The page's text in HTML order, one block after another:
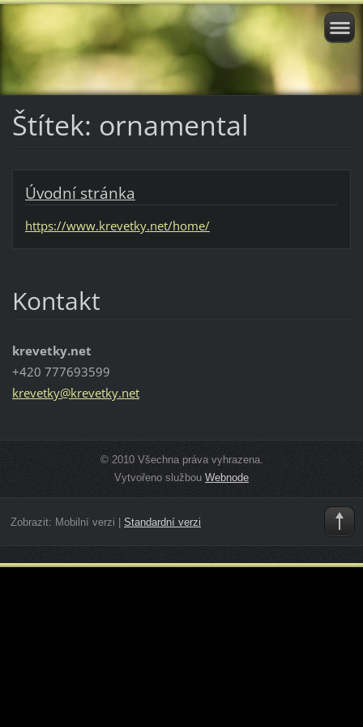
Štítek: ornamental
Úvodní stránka
https://www.krevetky.net/home/
Kontakt
krevetky.net
+420 777693599
krevetky@krevetky.net
© 2010 Všechna práva vyhrazena.
Vytvořeno službouWebnode
Zobrazit: Mobilní verzi Standardní verzi